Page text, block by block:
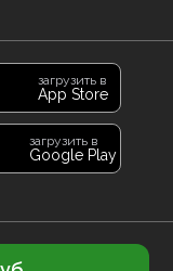
загрузить в
App Store
загрузить в
Google Play
и купоны по